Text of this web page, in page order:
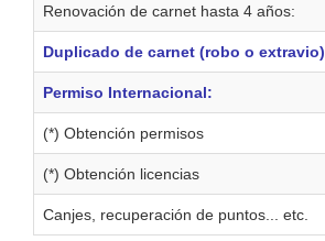
Renovación de carnet hasta 4 años:
Duplicado de carnet (robo o extravio)
Permiso Internacional:
(*) Obtención permisos
(*) Obtención licencias
Canjes, recuperación de puntos... etc.